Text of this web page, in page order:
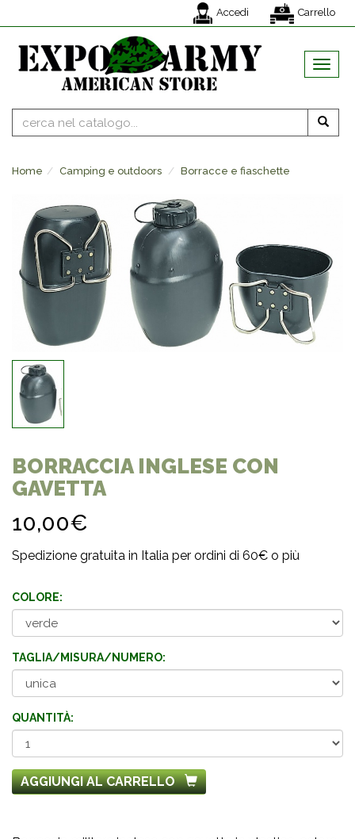
Accedi Carrello
MENU
Home Camping e outdoors Borracce e fiaschette
BORRACCIA INGLESE CON
GAVETTA
10,00€
Spedizione gratuita in Italia per ordini di 60€ o più
COLORE:
TAGLIA/MISURA/NUMERO:
QUANTITÀ:
AGGIUNGI AL CARRELLO